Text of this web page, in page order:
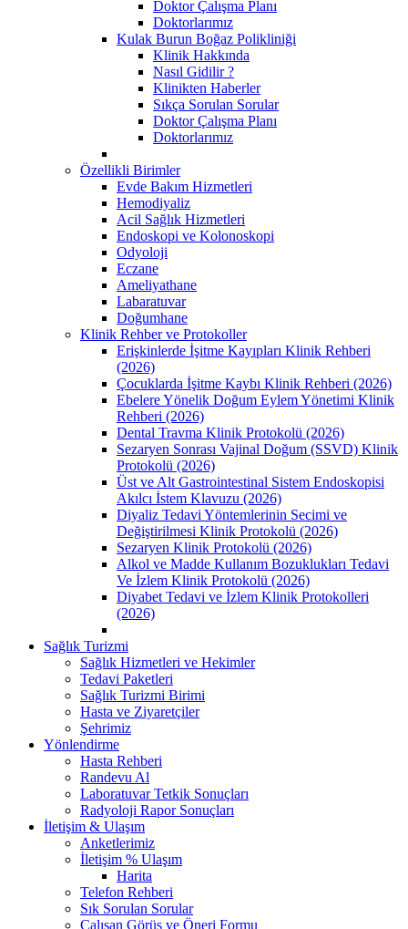
Doktor Çalışma Planı
Doktorlarımız
Kulak Burun Boğaz Polikliniği
Klinik Hakkında
Nasıl Gidilir ?
Klinikten Haberler
Sıkça Sorulan Sorular
Doktor Çalışma Planı
Doktorlarımız
Özellikli Birimler
Evde Bakım Hizmetleri
Hemodiyaliz
Acil Sağlık Hizmetleri
Endoskopi ve Kolonoskopi
Odyoloji
Eczane
Ameliyathane
Labaratuvar
Doğumhane
Klinik Rehber ve Protokoller
Erişkinlerde İşitme Kayıpları Klinik Rehberi
(2026)
Çocuklarda İşitme Kaybı Klinik Rehberi (2026)
Ebelere Yönelik Doğum Eylem Yönetimi Klinik
Rehberi (2026)
Dental Travma Klinik Protokolü (2026)
Sezaryen Sonrası Vajinal Doğum (SSVD) Klinik
Protokolü (2026)
Üst ve Alt Gastrointestinal Sistem Endoskopisi
Akılcı İstem Klavuzu (2026)
Diyaliz Tedavi Yöntemlerinin Secimi ve
Değiştirilmesi Klinik Protokolü (2026)
Sezaryen Klinik Protokolü (2026)
Alkol ve Madde Kullanım Bozuklukları Tedavi
Ve İzlem Klinik Protokolü (2026)
Diyabet Tedavi ve İzlem Klinik Protokolleri
(2026)
Sağlık Turizmi
Sağlık Hizmetleri ve Hekimler
Tedavi Paketleri
Sağlık Turizmi Birimi
Hasta ve Ziyaretçiler
Şehrimiz
Yönlendirme
Hasta Rehberi
Randevu Al
Laboratuvar Tetkik Sonuçları
Radyoloji Rapor Sonuçları
İletişim & Ulaşım
Anketlerimiz
İletişim % Ulaşım
Harita
Telefon Rehberi
Sık Sorulan Sorular
Çalışan Görüş ve Öneri Formu